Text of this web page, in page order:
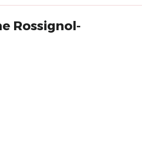
Rossignol-